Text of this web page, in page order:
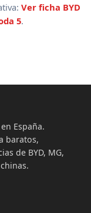
Ver ficha BYD
5.
España.
baratos,
de BYD, MG,